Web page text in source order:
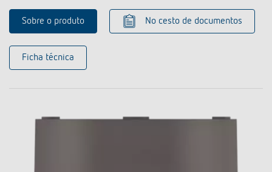
Sobre o produto No cesto de documentos
Ficha técnica